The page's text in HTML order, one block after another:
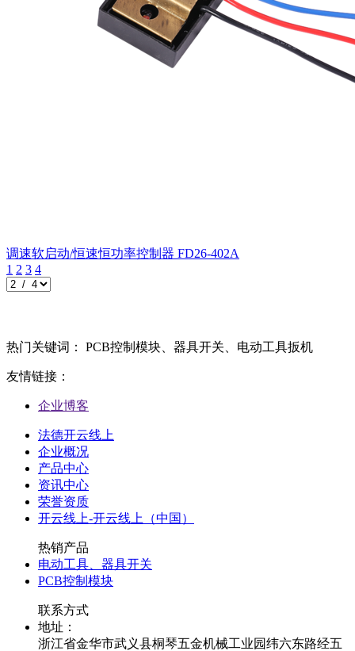
调速软启动/恒速恒功率控制器 FD26-402A
1 2 3 4
热门关键词： PCB控制模块、器具开关、电动工具扳机
友情链接：
企业博客
法德开云线上
企业概况
产品中心
资讯中心
荣誉资质
开云线上-开云线上（中国）
热销产品
电动工具、器具开关
PCB控制模块
联系方式
地址：
浙江省金华市武义县桐琴五金机械工业园纬六东路经五